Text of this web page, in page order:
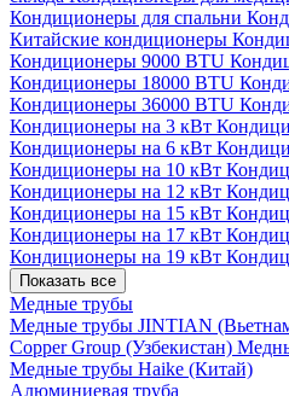
Кондиционеры для спальни
Китайские кондиционеры
Кондиционеры 9000 BTU
Кондиционеры 18000 BTU
Кондиционеры 36000 BTU
Кондиционеры на 3 кВт
Кондиционеры на 6 кВт
Кондиционеры на 10 кВт
Кондиционеры на 12 кВт
Кондиционеры на 15 кВт
Кондиционеры на 17 кВт
Кондиционеры на 19 кВт
Показать все
Медные трубы
Медные трубы JINTIAN
Copper Group (Узбекистан)
Медные трубы Haike (Китай)
Алюминиевая труба